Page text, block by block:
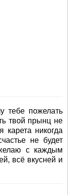
тебе пожелать
твой прынц не
карета никогда
не будет
с каждым
всё вкусней и